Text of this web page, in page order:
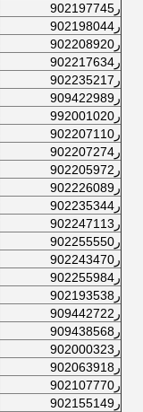
ر902197745
ر902198044
ر902208920
ر902217634
ر902235217
ر909422989
ر992001020
ر902207110
ر902207274
ر902205972
ر902226089
ر902235344
ر902247113
ر902255550
ر902243470
ر902255984
ر902193538
ر909442722
ر909438568
ر902000323
ر902063918
ر902107770
ر902155149